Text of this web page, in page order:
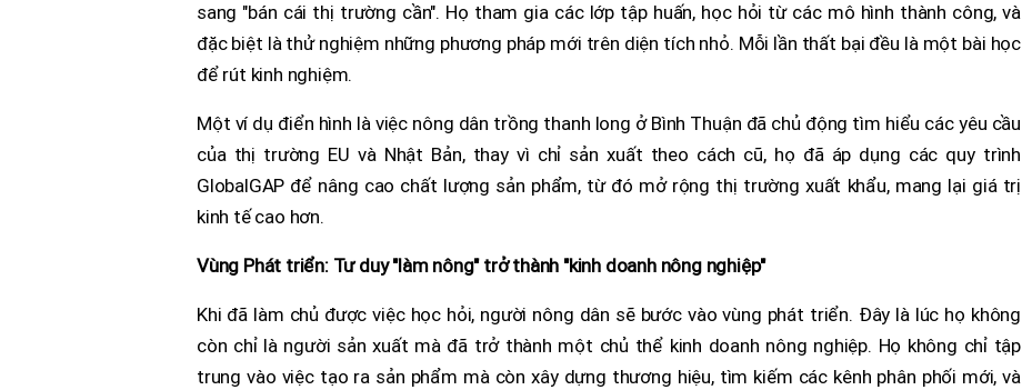
sang "bán cái thị trường cần". Họ tham gia các lớp tập huấn, học hỏi từ các mô hình thành công, và
đặc biệt là thử nghiệm những phương pháp mới trên diện tích nhỏ. Mỗi lần thất bại đều là một bài học
để rút kinh nghiệm.
Một ví dụ điển hình là việc nông dân trồng thanh long ở Bình Thuận đã chủ động tìm hiểu các yêu cầu
của thị trường EU và Nhật Bản, thay vì chỉ sản xuất theo cách cũ, họ đã áp dụng các quy trình
GlobalGAP để nâng cao chất lượng sản phẩm, từ đó mở rộng thị trường xuất khẩu, mang lại giá trị
kinh tế cao hơn.
Vùng Phát triển: Tư duy "làm nông" trở thành "kinh doanh nông nghiệp"
Khi đã làm chủ được việc học hỏi, người nông dân sẽ bước vào vùng phát triển. Đây là lúc họ không
còn chỉ là người sản xuất mà đã trở thành một chủ thể kinh doanh nông nghiệp. Họ không chỉ tập
trung vào việc tạo ra sản phẩm mà còn xây dựng thương hiệu, tìm kiếm các kênh phân phối mới, và